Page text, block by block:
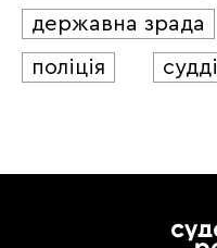
державна зрада
поліція
судді